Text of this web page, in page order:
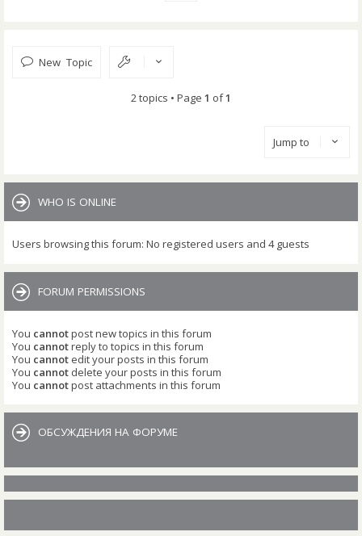
New Topic
2 topics • Page 1 of1
Jump to
WHO IS ONLINE
Users browsing this forum: No registered users and 4 guests
FORUM PERMISSIONS
You cannotpost new topics in this forum
You cannotreply to topics in this forum
You cannot edit your posts in this forum
You cannot delete your posts in this forum
You cannotpost attachments in this forum
ОБСУЖДЕНИЯ НА ФОРУМЕ